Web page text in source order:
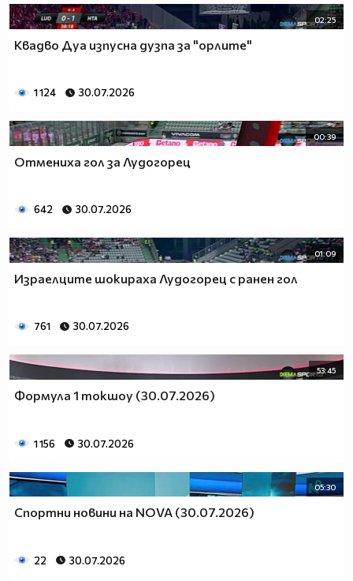
02:25
Квадво Дуа изпусна дузпа за "орлите"
1 124 30.07.2026
00:39
Отмениха гол за Лудогорец
642 30.07.2026
01:09
Израелците шокираха Лудогорец с ранен гол
761 30.07.2026
53:45
Формула 1 токшоу (30.07.2026)
1 156 30.07.2026
05:30
Спортни новини на NOVA (30.07.2026)
22 30.07.2026